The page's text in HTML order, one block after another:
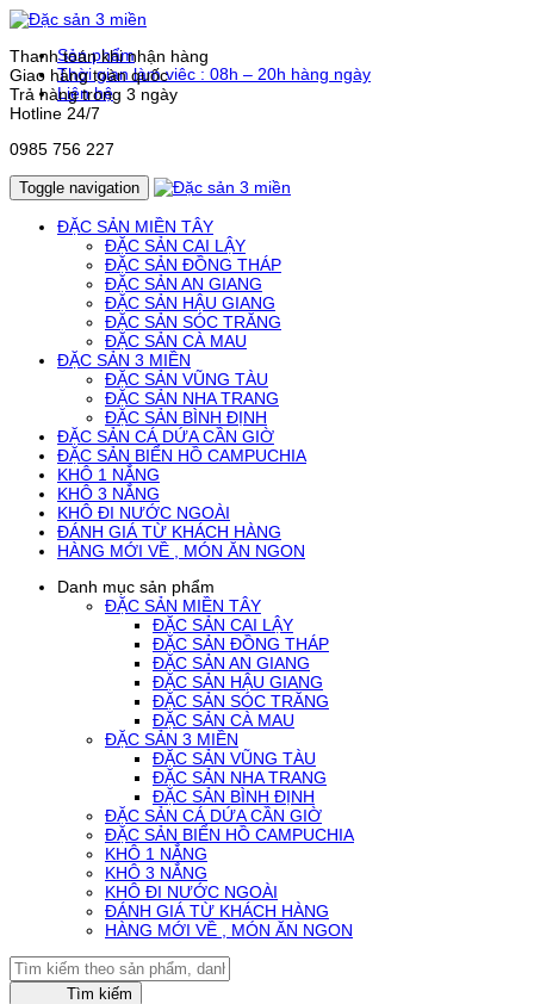
Sản phẩm
Thời gian làm viêc : 08h – 20h hàng ngày
Liên hệ
Thanh toán khi nhận hàng
Giao hàng toàn quốc
Trả hàng trong 3 ngày
Hotline 24/7
0985 756 227
Toggle navigation
ĐẶC SẢN MIỀN TÂY
ĐẶC SẢN CAI LẬY
ĐẶC SẢN ĐỒNG THÁP
ĐẶC SẢN AN GIANG
ĐẶC SẢN HẬU GIANG
ĐẶC SẢN SÓC TRĂNG
ĐẶC SẢN CÀ MAU
ĐẶC SẢN 3 MIỀN
ĐẶC SẢN VŨNG TÀU
ĐẶC SẢN NHA TRANG
ĐẶC SẢN BÌNH ĐỊNH
ĐẶC SẢN CÁ DỨA CẦN GIỜ
ĐẶC SẢN BIỂN HỒ CAMPUCHIA
KHÔ 1 NẮNG
KHÔ 3 NẮNG
KHÔ ĐI NƯỚC NGOÀI
ĐÁNH GIÁ TỪ KHÁCH HÀNG
HÀNG MỚI VỀ , MÓN ĂN NGON
Danh mục sản phẩm
ĐẶC SẢN MIỀN TÂY
ĐẶC SẢN CAI LẬY
ĐẶC SẢN ĐỒNG THÁP
ĐẶC SẢN AN GIANG
ĐẶC SẢN HẬU GIANG
ĐẶC SẢN SÓC TRĂNG
ĐẶC SẢN CÀ MAU
ĐẶC SẢN 3 MIỀN
ĐẶC SẢN VŨNG TÀU
ĐẶC SẢN NHA TRANG
ĐẶC SẢN BÌNH ĐỊNH
ĐẶC SẢN CÁ DỨA CẦN GIỜ
ĐẶC SẢN BIỂN HỒ CAMPUCHIA
KHÔ 1 NẮNG
KHÔ 3 NẮNG
KHÔ ĐI NƯỚC NGOÀI
ĐÁNH GIÁ TỪ KHÁCH HÀNG
HÀNG MỚI VỀ , MÓN ĂN NGON
Tìm kiếm